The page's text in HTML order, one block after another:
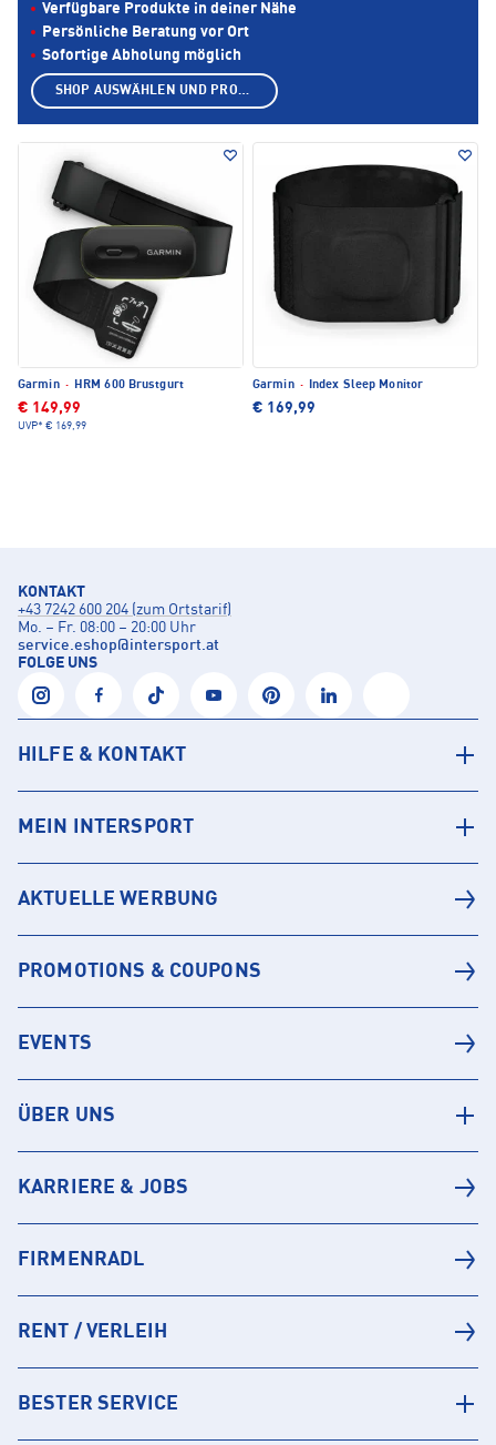
Garmin · HRM 600 Brustgurt
€ 149,99
UVP* € 169,99
Garmin · Index Sleep Monitor
€ 169,99
Verfügbare Produkte in deiner Nähe
Persönliche Beratung vor Ort
Sofortige Abholung möglich
SHOP AUSWÄHLEN UND PRODUKTE ANZEIGEN
KONTAKT
+43 7242 600 204 (zum Ortstarif)
Mo. – Fr. 08:00 – 20:00 Uhr
service.eshop@intersport.at
FOLGE UNS
HILFE & KONTAKT
MEIN INTERSPORT
AKTUELLE WERBUNG
PROMOTIONS & COUPONS
EVENTS
ÜBER UNS
KARRIERE & JOBS
FIRMENRADL
RENT / VERLEIH
BESTER SERVICE